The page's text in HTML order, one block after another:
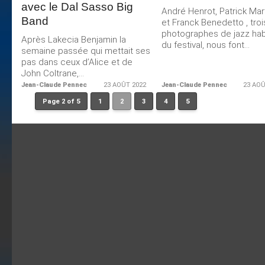
avec le Dal Sasso Big
Band
Après Lakecia Benjamin la
semaine passée qui mettait ses
pas dans ceux d’Alice et de
John Coltrane,...
Jean-Claude Pennec 23 AOÛT 2022
André Henrot, Patrick
et Franck Benedetto ,
photographes de jazz
du festival, nous font...
Jean-Claude Pennec 23
Page 2 of 5 1 2 3 4 5